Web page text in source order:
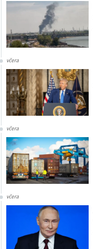
včera
včera
včera